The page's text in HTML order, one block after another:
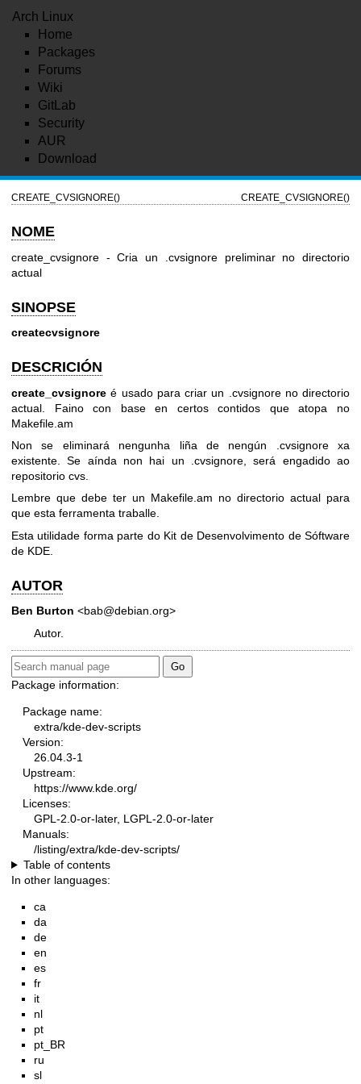
Arch Linux
Home
Packages
Forums
Wiki
GitLab
Security
AUR
Download
CREATE_CVSIGNORE() CREATE_CVSIGNORE()
NOME
create_cvsignore - Cria un .cvsignore preliminar no directorio
actual
SINOPSE
createcvsignore
DESCRICIÓN
create_cvsignore é usado para criar un .cvsignore no directorio
actual. Faino con base en certos contidos que atopa no
Makefile.am
Non se eliminará nengunha liña de nengún .cvsignore xa
existente. Se aínda non hai un .cvsignore, será engadido ao
repositorio cvs.
Lembre que debe ter un Makefile.am no directorio actual para
que esta ferramenta traballe.
Esta utilidade forma parte do Kit de Desenvolvimento de Sóftware
de KDE.
AUTOR
Ben Burton <bab@debian.org>
Autor.
Package information:
Package name:
extra/kde-dev-scripts
Version:
26.04.3-1
Upstream:
https://www.kde.org/
Licenses:
GPL-2.0-or-later, LGPL-2.0-or-later
Manuals:
/listing/extra/kde-dev-scripts/
Table of contents
In other languages:
ca
da
de
en
es
fr
it
nl
pt
pt_BR
ru
sl